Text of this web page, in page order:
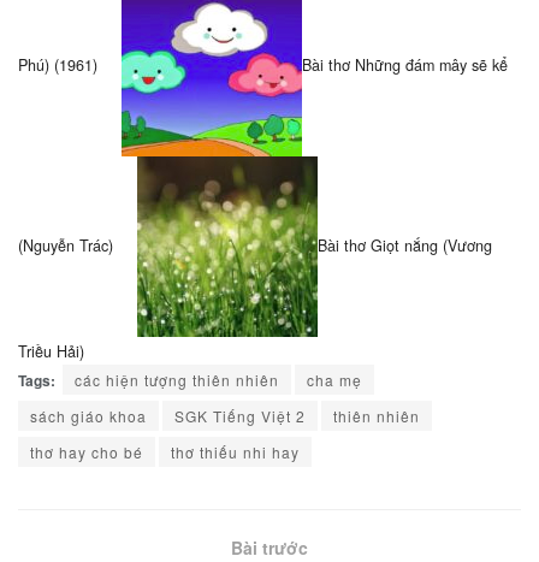
Phú) (1961) Bài thơ Những đám mây sẽ kể
(Nguyễn Trác) Bài thơ Giọt nắng (Vương
Triều Hải)
Tags:
các hiện tượng thiên nhiên
cha mẹ
sách giáo khoa
SGK Tiếng Việt 2
thiên nhiên
thơ hay cho bé
thơ thiếu nhi hay
Bài trước